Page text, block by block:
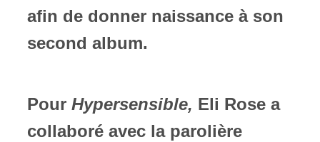
afin de donner naissance à son
second album.
Pour Hypersensible, Eli Rose a
collaboré avec la parolière